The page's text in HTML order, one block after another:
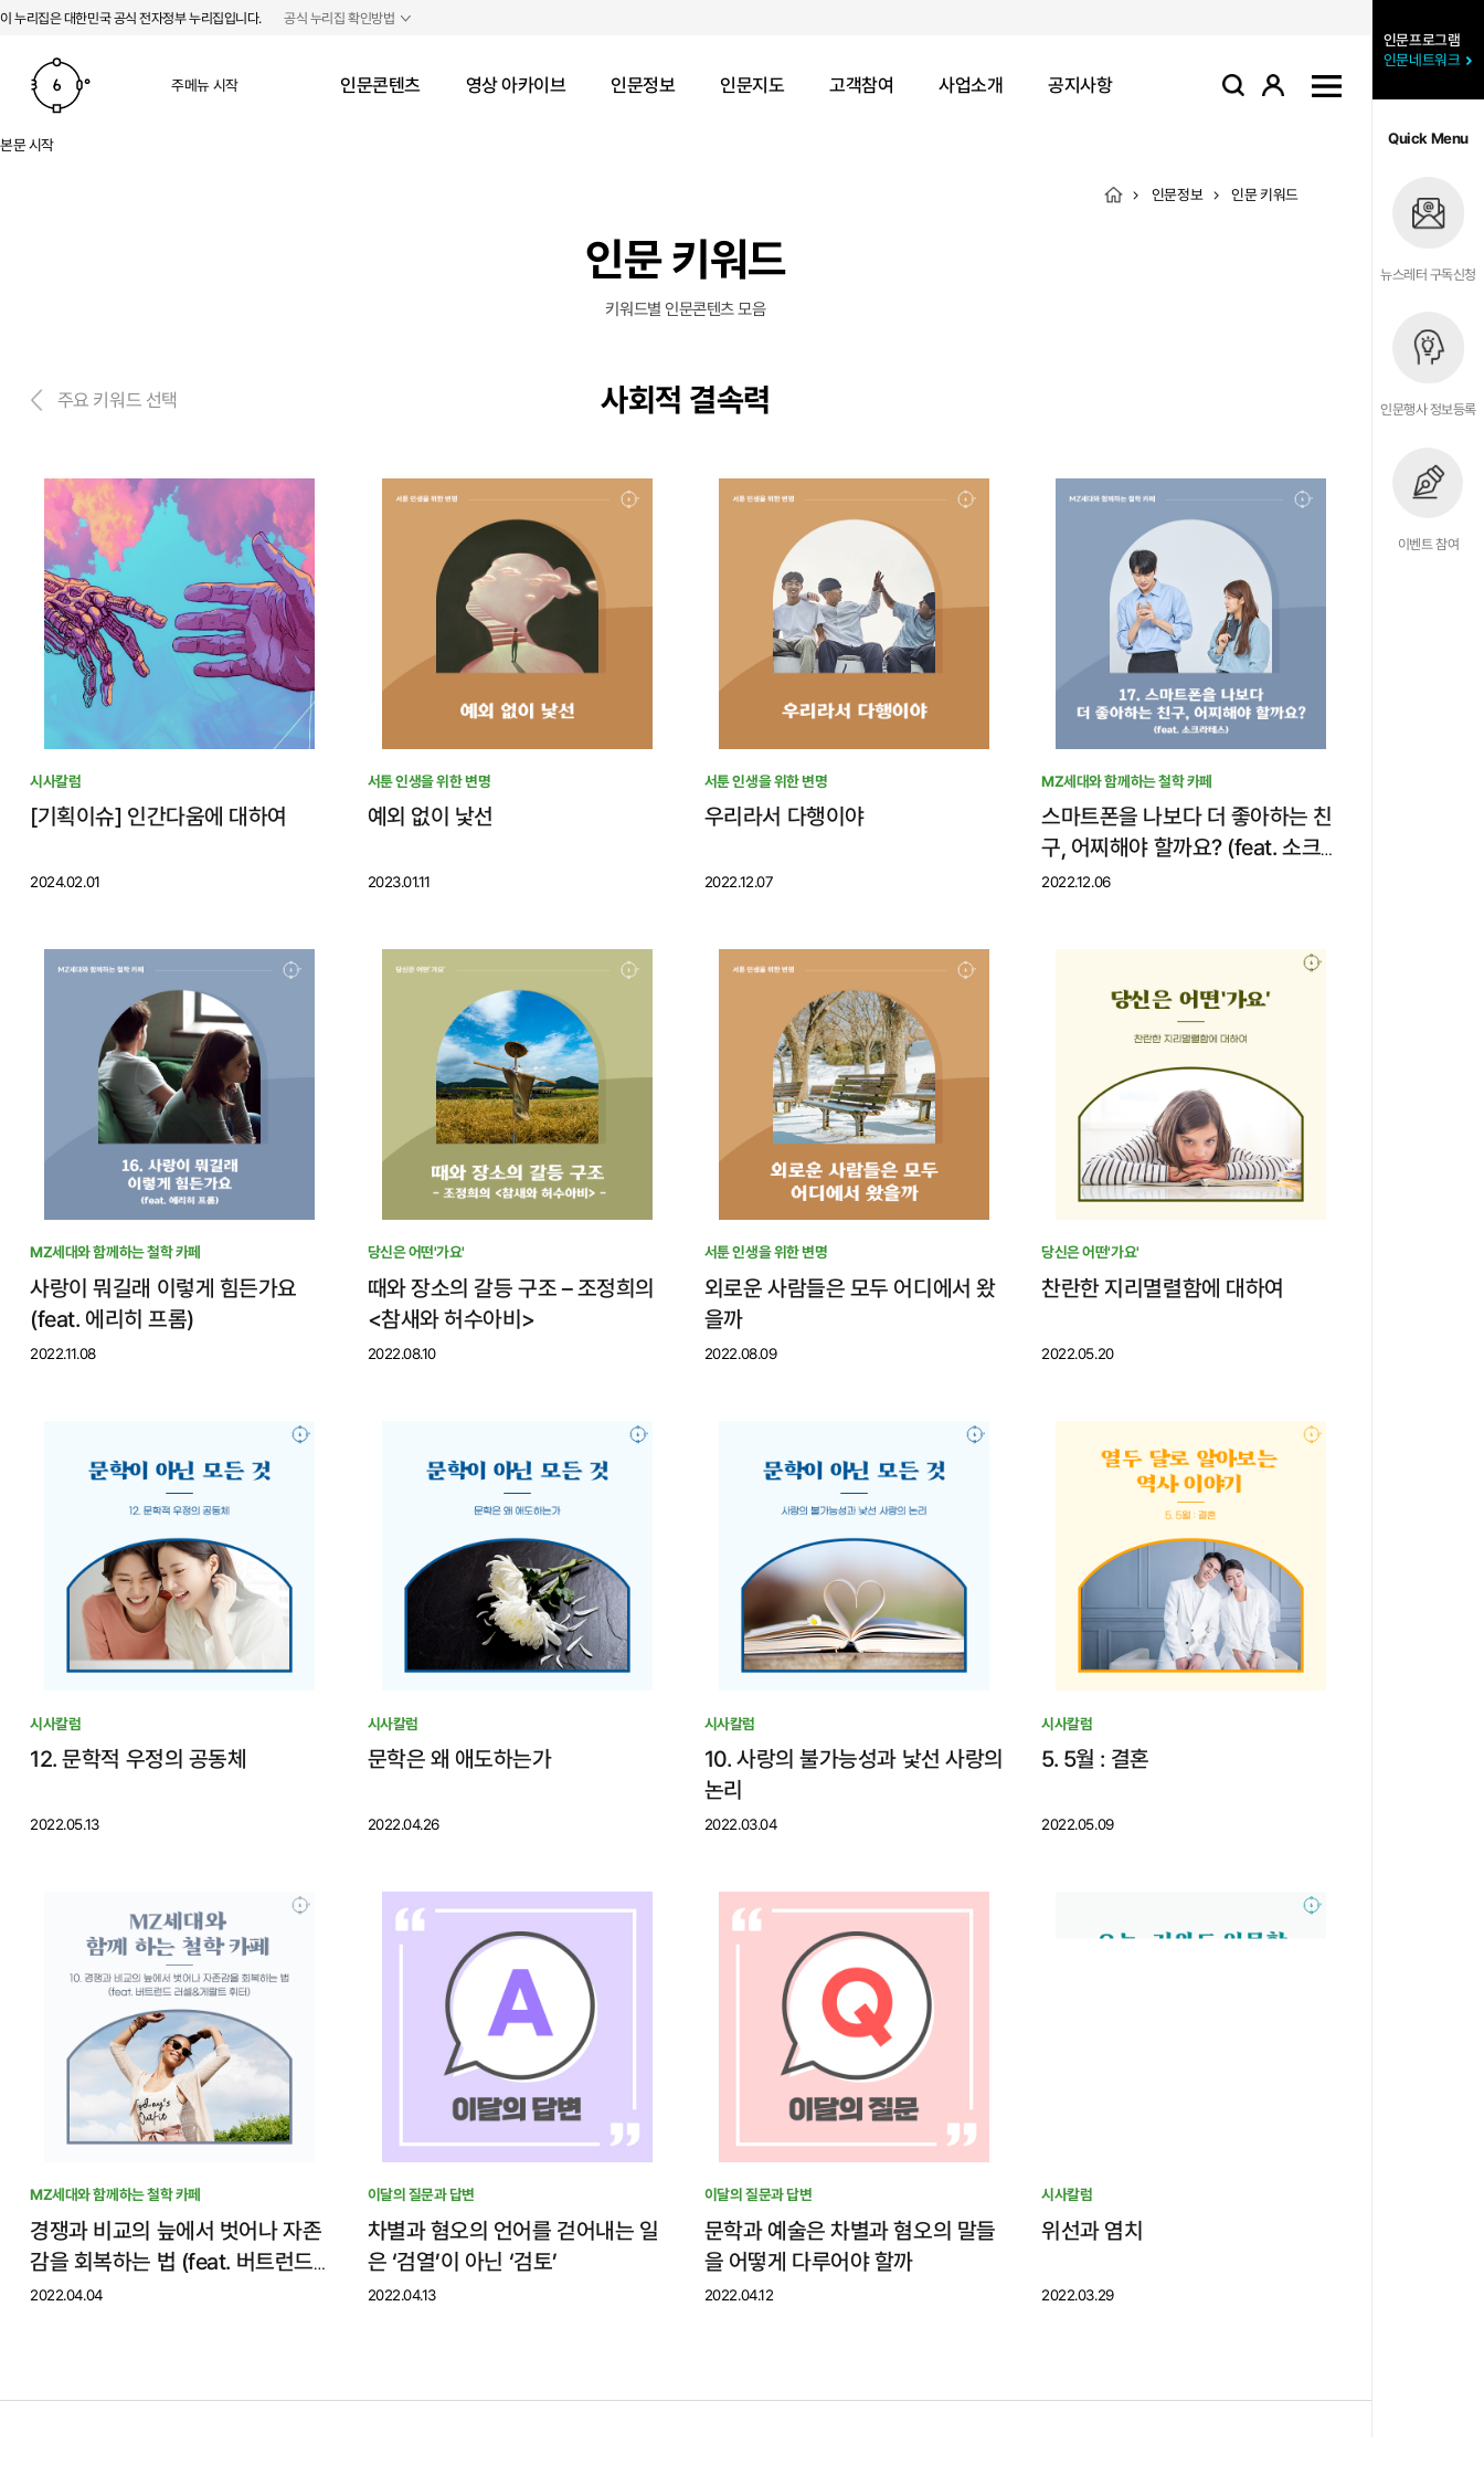
본문 바로가기
주메뉴 바로가기
이 누리집은 대한민국 공식 전자정부 누리집입니다. 공식 누리집 확인방법
주메뉴 시작 인문콘텐츠 영상 아카이브 인문정보 인문지도 고객참여 사업소개 공지사항 검색 로그인 사이트맵
인문프로그램
인문네트워크
Quick Menu
뉴스레터 구독신청
인문행사 정보등록
이벤트 참여
본문 시작
인문정보 인문 키워드
인문 키워드
키워드별 인문콘텐츠 모음
주요 키워드 선택 사회적 결속력
시사칼럼
[기획이슈] 인간다움에 대하여
2024.02.01
서툰 인생을 위한 변명
예외 없이 낯선
2023.01.11
서툰 인생을 위한 변명
우리라서 다행이야
2022.12.07
MZ세대와 함께하는 철학 카페
스마트폰을 나보다 더 좋아하는 친
구, 어찌해야 할까요? (feat. 소크라
테스)
2022.12.06
MZ세대와 함께하는 철학 카페
사랑이 뭐길래 이렇게 힘든가요
(feat. 에리히 프롬)
2022.11.08
당신은 어떤'가요'
때와 장소의 갈등 구조 – 조정희의
<참새와 허수아비>
2022.08.10
서툰 인생을 위한 변명
외로운 사람들은 모두 어디에서 왔
을까
2022.08.09
당신은 어떤'가요'
찬란한 지리멸렬함에 대하여
2022.05.20
시사칼럼
12. 문학적 우정의 공동체
2022.05.13
시사칼럼
문학은 왜 애도하는가
2022.04.26
시사칼럼
10. 사랑의 불가능성과 낯선 사랑의
논리
2022.03.04
시사칼럼
5. 5월 : 결혼
2022.05.09
MZ세대와 함께하는 철학 카페
경쟁과 비교의 늪에서 벗어나 자존
감을 회복하는 법 (feat. 버트런드
러셀&게랄트 휘터)
2022.04.04
이달의 질문과 답변
차별과 혐오의 언어를 걷어내는 일
은 ‘검열’이 아닌 ‘검토’
2022.04.13
이달의 질문과 답변
문학과 예술은 차별과 혐오의 말들
을 어떻게 다루어야 할까
2022.04.12
시사칼럼
위선과 염치
2022.03.29